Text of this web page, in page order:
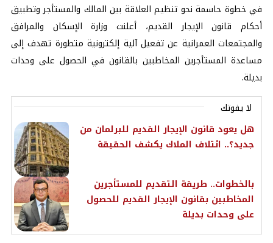
في خطوة حاسمة نحو تنظيم العلاقة بين المالك والمستأجر وتطبيق
أحكام قانون الإيجار القديم، أعلنت وزارة الإسكان والمرافق
والمجتمعات العمرانية عن تفعيل آلية إلكترونية متطورة تهدف إلى
مساعدة المستأجرين المخاطبين بالقانون في الحصول على وحدات
بديلة.
لا يفوتك
هل يعود قانون الإيجار القديم للبرلمان من
جديد؟.. ائتلاف الملاك يكشف الحقيقة
بالخطوات.. طريقة التقديم للمستأجرين
المخاطبين بقانون الإيجار القديم للحصول
على وحدات بديلة